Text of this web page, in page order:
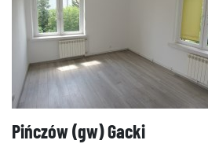
Pińczów (gw) Gacki